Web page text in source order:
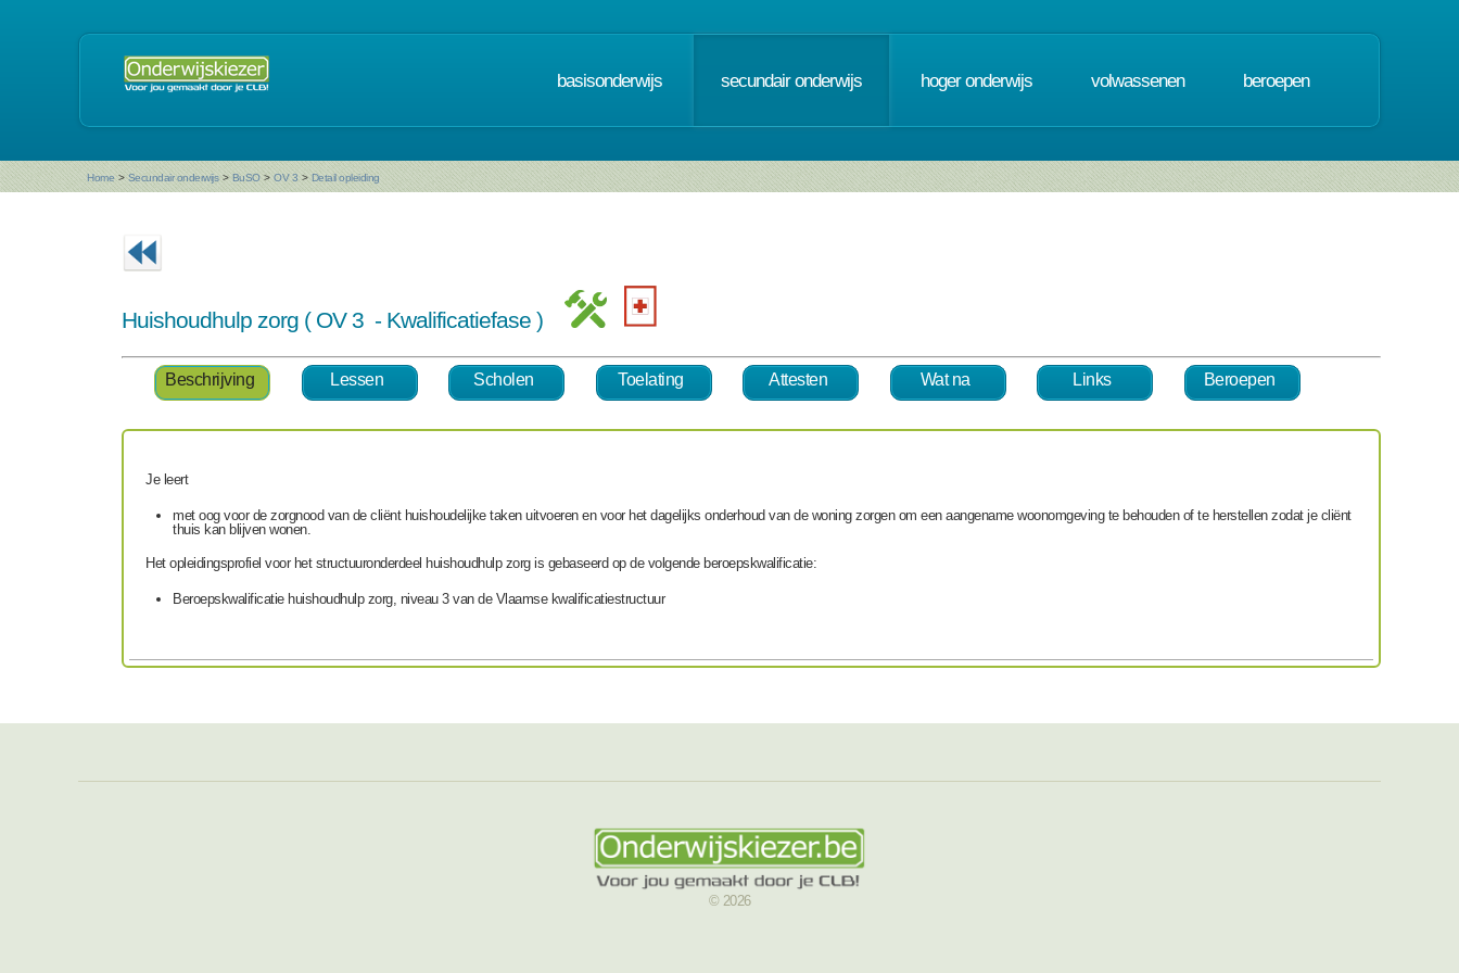
basisonderwijs secundair onderwijs hoger onderwijs volwassenen beroepen
Home > Secundair onderwijs > BuSO > OV 3 > Detail opleiding
Huishoudhulp zorg ( OV 3 - Kwalificatiefase )
Beschrijving Lessen Scholen Toelating Attesten Wat na Links Beroepen
Je leert
met oog voor de zorgnood van de cliënt huishoudelijke taken uitvoeren en voor het dagelijks onderhoud van de woning zorgen om een aangename woonomgeving te behouden of te herstellen zodat je cliënt
thuis kan blijven wonen.
Het opleidingsprofiel voor het structuuronderdeel huishoudhulp zorg is gebaseerd op de volgende beroepskwalificatie:
Beroepskwalificatie huishoudhulp zorg, niveau 3 van de Vlaamse kwalificatiestructuur
© 2026